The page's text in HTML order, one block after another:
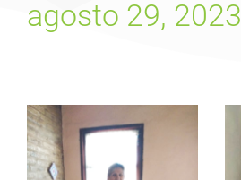
agosto 29, 2023